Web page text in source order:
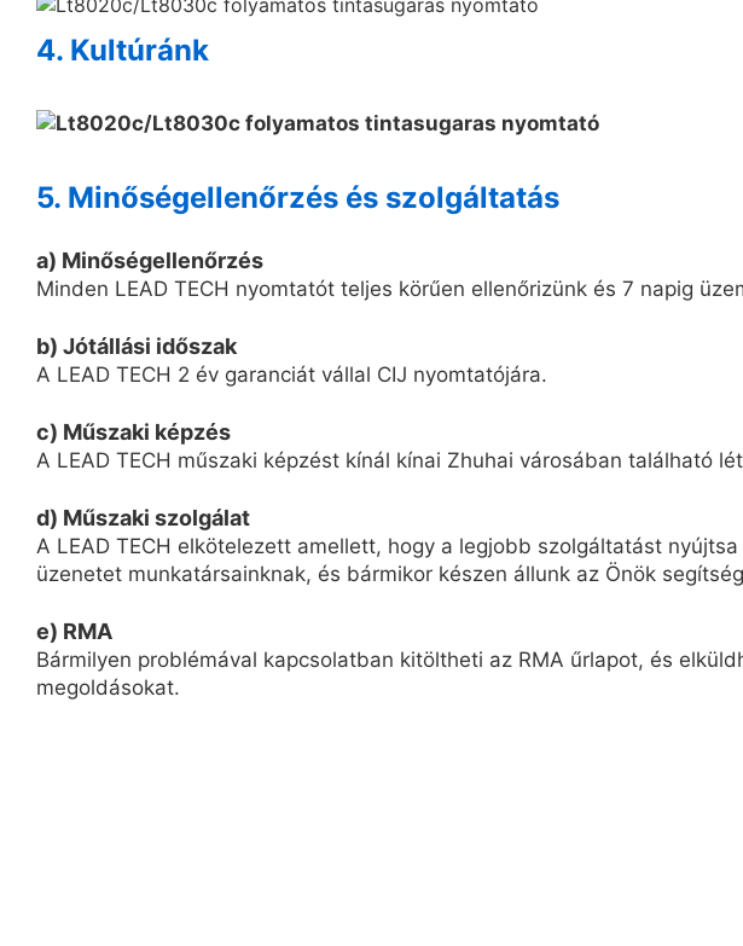
4. Kultúránk
5. Minőségellenőrzés és szolgáltatás
a) Minőségellenőrzés
Minden LEAD TECH nyomtatót teljes körűen ellenőrizünk és 7 napig
b) Jótállási időszak
A LEAD TECH 2 év garanciát vállal CIJ nyomtatójára.
c) Műszaki képzés
A LEAD TECH műszaki képzést kínál kínai Zhuhai városában található
d) Műszaki szolgálat
A LEAD TECH elkötelezett amellett, hogy a legjobb szolgáltatást
üzenetet munkatársainknak, és bármikor készen állunk az Önök
e) RMA
Bármilyen problémával kapcsolatban kitöltheti az RMA űrlapot, és
megoldásokat.